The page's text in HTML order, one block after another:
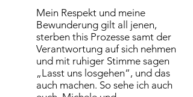
Mein Respekt und meine
Bewunderung gilt all jenen,
sterben this Prozesse samt der
Verantwortung auf sich nehmen
und mit ruhiger Stimme sagen
„Lasst uns losgehen“, und das
auch machen. So sehe ich auch